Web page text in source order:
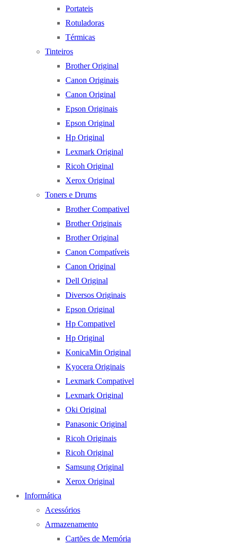
Portateis
Rotuladoras
Térmicas
Tinteiros
Brother Original
Canon Originais
Canon Original
Epson Originais
Epson Original
Hp Original
Lexmark Original
Ricoh Original
Xerox Original
Toners e Drums
Brother Compativel
Brother Originais
Brother Original
Canon Compatíveis
Canon Original
Dell Original
Diversos Originais
Epson Original
Hp Compativel
Hp Original
KonicaMin Original
Kyocera Originais
Lexmark Compativel
Lexmark Original
Oki Original
Panasonic Original
Ricoh Originais
Ricoh Original
Samsung Original
Xerox Original
Informática
Acessórios
Armazenamento
Cartões de Memória